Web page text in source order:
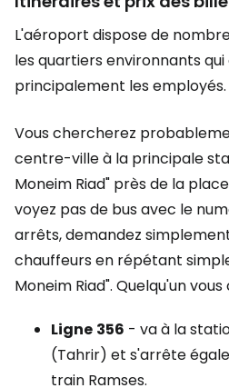
L'aéroport dispose de
les quartiers environnants
principalement les employés.
Vous chercherez
centre-ville à la principale
Moneim Riad" près de la
voyez pas de bus avec le
arrêts, demandez
chauffeurs en répétant
Moneim Riad". Quelqu'un
Ligne 356 - va à la
(Tahrir) et s'arrête
train Ramses.